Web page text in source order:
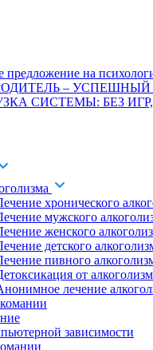
предложение на
– УСПЕШНЫЙ
СИСТЕМЫ: БЕЗ
хронического
мужского
женского
детского
пивного
от
лечение
зависимости